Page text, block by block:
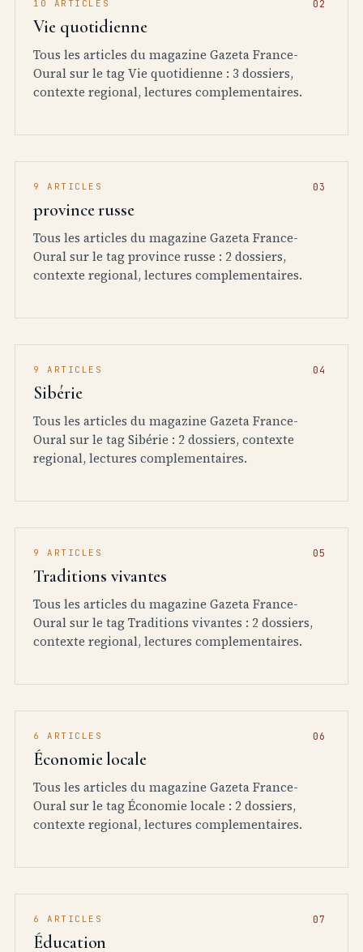
10 ARTICLES
Vie quotidienne
Tous les articles du magazine Gazeta France-
Oural sur le tag Vie quotidienne : 3 dossiers,
contexte regional, lectures complementaires.
9 ARTICLES
province russe
Tous les articles du magazine Gazeta France-
Oural sur le tag province russe : 2 dossiers,
contexte regional, lectures complementaires.
9 ARTICLES
Sibérie
Tous les articles du magazine Gazeta France-
Oural sur le tag Sibérie : 2 dossiers, contexte
regional, lectures complementaires.
9 ARTICLES
Traditions vivantes
Tous les articles du magazine Gazeta France-
Oural sur le tag Traditions vivantes : 2 dossiers,
contexte regional, lectures complementaires.
6 ARTICLES
Économie locale
Tous les articles du magazine Gazeta France-
Oural sur le tag Économie locale : 2 dossiers,
contexte regional, lectures complementaires.
6 ARTICLES
Éducation